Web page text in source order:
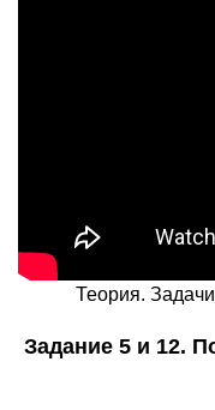
Теория.
Задание 5 и 12.